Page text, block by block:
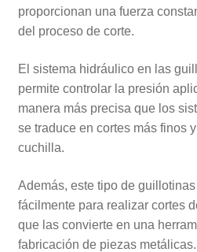
proporcionan una fuerza
del proceso de corte.
El sistema hidráulico en las
permite controlar la presión
manera más precisa que los
se traduce en cortes más finos
cuchilla.
Además, este tipo de
fácilmente para realizar cortes
que las convierte en una
fabricación de piezas metálicas.